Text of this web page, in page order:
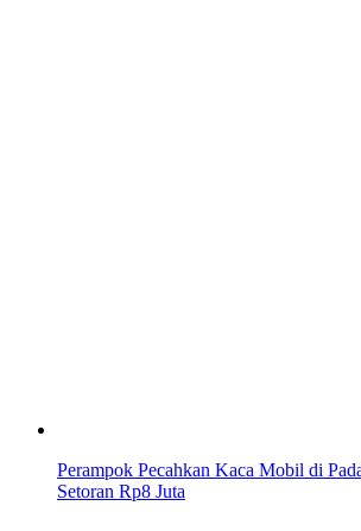
Perampok Pecahkan Kaca Mobil di
Setoran Rp8 Juta